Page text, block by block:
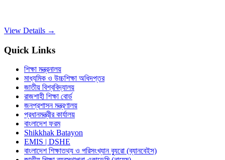
View Details →
Quick Links
শিক্ষা মন্ত্রনালয়
মাধ্যমিক ও উচ্চশিক্ষা অধিদপ্তর
জাতীয় বিশ্ববিদ্যালয়
রাজশাহী শিক্ষা বোর্ড
জনপ্রশাসন মন্ত্রণালয়
প্রধানমন্ত্রীর কার্যালয়
বাংলাদেশ ফরম
Shikkhak Batayon
EMIS | DSHE
বাংলাদেশ শিক্ষাতথ্য ও পরিসংখ্যান ব্যুরো (ব্যানবেইস)